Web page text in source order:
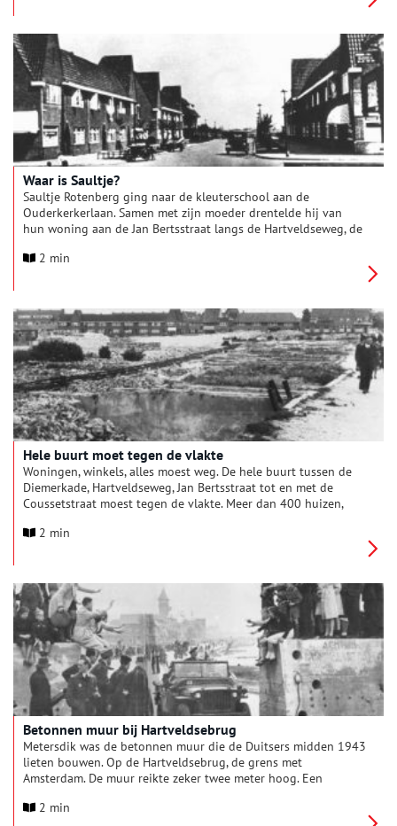
Waar is Saultje?
Saultje Rotenberg ging naar de kleuterschool aan de
Ouderkerkerlaan. Samen met zijn moeder drentelde hij van
hun woning aan de Jan Bertsstraat langs de Hartveldseweg, de
Polen gekomen. In 1942 woonden ze in Diemen in de Jan
Waterlooplein) in Amsterdam. Een vriendelijke man vond zijn
buurman hem. In het dorp woonden ongeveer 90 joden.
2 min
Hele buurt moet tegen de vlakte
Woningen, winkels, alles moest weg. De hele buurt tussen de
Diemerkade, Hartveldseweg, Jan Bertsstraat tot en met de
Coussetstraat moest tegen de vlakte. Meer dan 400 huizen,
wilden vanaf de bunkermuur bij de Hartveldsebrug een vrij
2 min
Betonnen muur bij Hartveldsebrug
Metersdik was de betonnen muur die de Duitsers midden 1943
lieten bouwen. Op de Hartveldsebrug, de grens met
Amsterdam. De muur reikte zeker twee meter hoog. Een
palen en prikkeldraad. Bij de Weesper Trekvaart eindigde de
2 min